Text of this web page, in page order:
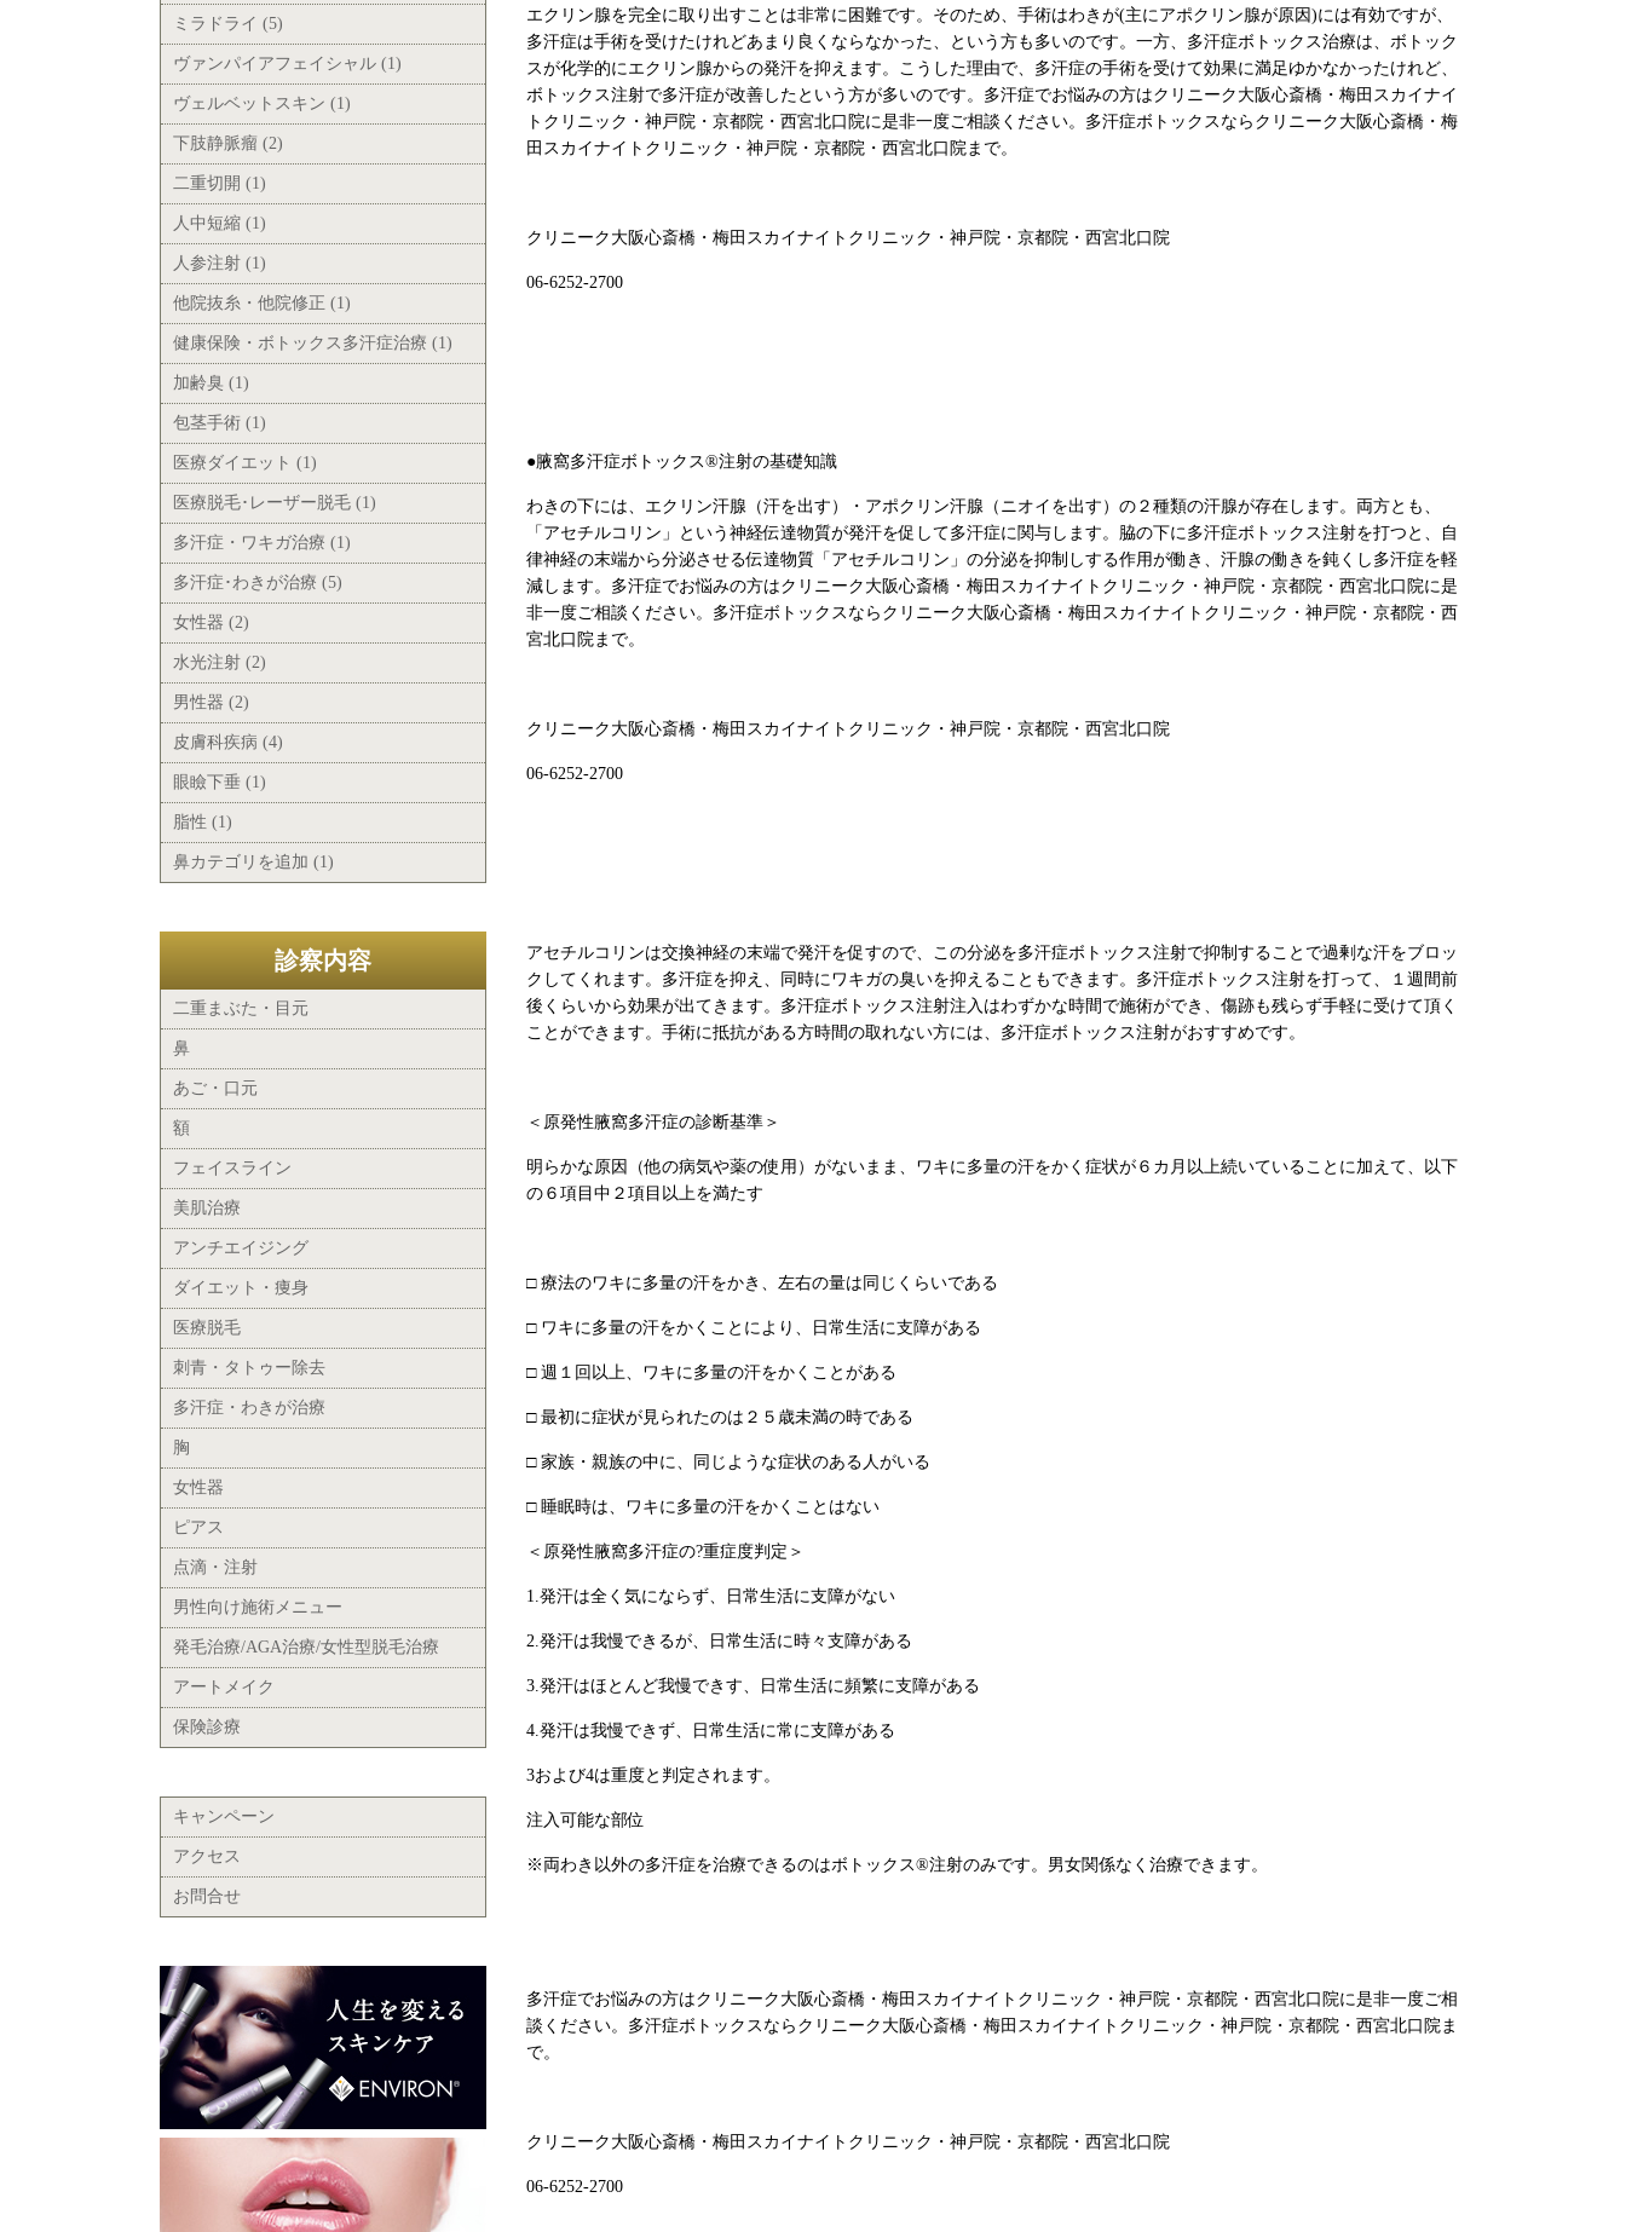
エクリン腺を完全に取り出すことは非常に困難です。そのため、手術はわきが(主にアポクリン腺が原因)には有効ですが、
多汗症は手術を受けたけれどあまり良くならなかった、という方も多いのです。一方、多汗症ボトックス治療は、ボトック
スが化学的にエクリン腺からの発汗を抑えます。こうした理由で、多汗症の手術を受けて効果に満足ゆかなかったけれど、
ボトックス注射で多汗症が改善したという方が多いのです。多汗症でお悩みの方はクリニーク大阪心斎橋・梅田スカイナイ
トクリニック・神戸院・京都院・西宮北口院に是非一度ご相談ください。多汗症ボトックスならクリニーク大阪心斎橋・梅
田スカイナイトクリニック・神戸院・京都院・西宮北口院まで。
クリニーク大阪心斎橋・梅田スカイナイトクリニック・神戸院・京都院・西宮北口院
06-6252-2700
●腋窩多汗症ボトックス®注射の基礎知識
わきの下には、エクリン汗腺（汗を出す）・アポクリン汗腺（ニオイを出す）の２種類の汗腺が存在します。両方とも、
「アセチルコリン」という神経伝達物質が発汗を促して多汗症に関与します。脇の下に多汗症ボトックス注射を打つと、自
律神経の末端から分泌させる伝達物質「アセチルコリン」の分泌を抑制しする作用が働き、汗腺の働きを鈍くし多汗症を軽
減します。多汗症でお悩みの方はクリニーク大阪心斎橋・梅田スカイナイトクリニック・神戸院・京都院・西宮北口院に是
非一度ご相談ください。多汗症ボトックスならクリニーク大阪心斎橋・梅田スカイナイトクリニック・神戸院・京都院・西
宮北口院まで。
クリニーク大阪心斎橋・梅田スカイナイトクリニック・神戸院・京都院・西宮北口院
06-6252-2700
アセチルコリンは交換神経の末端で発汗を促すので、この分泌を多汗症ボトックス注射で抑制することで過剰な汗をブロッ
クしてくれます。多汗症を抑え、同時にワキガの臭いを抑えることもできます。多汗症ボトックス注射を打って、１週間前
後くらいから効果が出てきます。多汗症ボトックス注射注入はわずかな時間で施術ができ、傷跡も残らず手軽に受けて頂く
ことができます。手術に抵抗がある方時間の取れない方には、多汗症ボトックス注射がおすすめです。
＜原発性腋窩多汗症の診断基準＞
明らかな原因（他の病気や薬の使用）がないまま、ワキに多量の汗をかく症状が６カ月以上続いていることに加えて、以下
の６項目中２項目以上を満たす
□ 療法のワキに多量の汗をかき、左右の量は同じくらいである
□ ワキに多量の汗をかくことにより、日常生活に支障がある
□ 週１回以上、ワキに多量の汗をかくことがある
□ 最初に症状が見られたのは２５歳未満の時である
□ 家族・親族の中に、同じような症状のある人がいる
□ 睡眠時は、ワキに多量の汗をかくことはない
＜原発性腋窩多汗症の?重症度判定＞
1.発汗は全く気にならず、日常生活に支障がない
2.発汗は我慢できるが、日常生活に時々支障がある
3.発汗はほとんど我慢できす、日常生活に頻繁に支障がある
4.発汗は我慢できず、日常生活に常に支障がある
3および4は重度と判定されます。
注入可能な部位
※両わき以外の多汗症を治療できるのはボトックス®注射のみです。男女関係なく治療できます。
多汗症でお悩みの方はクリニーク大阪心斎橋・梅田スカイナイトクリニック・神戸院・京都院・西宮北口院に是非一度ご相
談ください。多汗症ボトックスならクリニーク大阪心斎橋・梅田スカイナイトクリニック・神戸院・京都院・西宮北口院ま
で。
クリニーク大阪心斎橋・梅田スカイナイトクリニック・神戸院・京都院・西宮北口院
06-6252-2700
ミラドライ (5)
ヴァンパイアフェイシャル (1)
ヴェルベットスキン (1)
下肢静脈瘤 (2)
二重切開 (1)
人中短縮 (1)
人参注射 (1)
他院抜糸・他院修正 (1)
健康保険・ボトックス多汗症治療 (1)
加齢臭 (1)
包茎手術 (1)
医療ダイエット (1)
医療脱毛･レーザー脱毛 (1)
多汗症・ワキガ治療 (1)
多汗症･わきが治療 (5)
女性器 (2)
水光注射 (2)
男性器 (2)
皮膚科疾病 (4)
眼瞼下垂 (1)
脂性 (1)
鼻カテゴリを追加 (1)
診察内容
二重まぶた・目元
鼻
あご・口元
額
フェイスライン
美肌治療
アンチエイジング
ダイエット・痩身
医療脱毛
刺青・タトゥー除去
多汗症・わきが治療
胸
女性器
ピアス
点滴・注射
男性向け施術メニュー
発毛治療/AGA治療/女性型脱毛治療
アートメイク
保険診療
キャンペーン
アクセス
お問合せ